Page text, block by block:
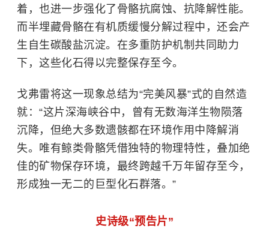
着，也进一步强化了骨骼抗腐蚀、抗降解性能。
而半埋藏骨骼在有机质缓慢分解过程中，还会产
生自生碳酸盐沉淀。在多重防护机制共同助力
下，这些化石得以完整保存至今。
戈弗雷将这一现象总结为“完美风暴”式的自然造
就：“这片深海峡谷中，曾有无数海洋生物陨落
沉降，但绝大多数遗骸都在环境作用中降解消
失。唯有鲸类骨骼凭借独特的物理特性，叠加绝
佳的矿物保存环境，最终跨越千万年留存至今，
形成独一无二的巨型化石群落。”
史诗级“预告片”